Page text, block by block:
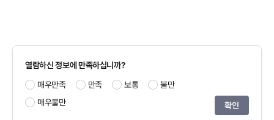
열람하신 정보에 만족하십니까?
매우만족
만족 보통
불만
매우불만